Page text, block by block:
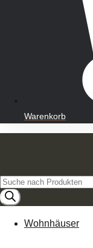
Warenkorb
Products
search
Wohnhäuser